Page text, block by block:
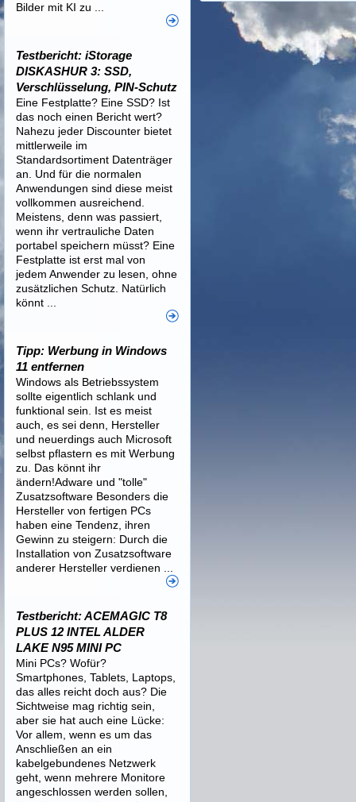
Bilder mit KI zu ...
Testbericht: iStorage
DISKASHUR 3: SSD,
Verschlüsselung, PIN-Schutz
Eine Festplatte? Eine SSD? Ist
das noch einen Bericht wert?
Nahezu jeder Discounter bietet
mittlerweile im
Standardsortiment Datenträger
an. Und für die normalen
Anwendungen sind diese meist
vollkommen ausreichend.
Meistens, denn was passiert,
wenn ihr vertrauliche Daten
portabel speichern müsst? Eine
Festplatte ist erst mal von
jedem Anwender zu lesen, ohne
zusätzlichen Schutz. Natürlich
könnt ...
Tipp: Werbung in Windows
11 entfernen
Windows als Betriebssystem
sollte eigentlich schlank und
funktional sein. Ist es meist
auch, es sei denn, Hersteller
und neuerdings auch Microsoft
selbst pflastern es mit Werbung
zu. Das könnt ihr
ändern!Adware und "tolle"
Zusatzsoftware Besonders die
Hersteller von fertigen PCs
haben eine Tendenz, ihren
Gewinn zu steigern: Durch die
Installation von Zusatzsoftware
anderer Hersteller verdienen ...
Testbericht: ACEMAGIC T8
PLUS 12 INTEL ALDER
LAKE N95 MINI PC
Mini PCs? Wofür?
Smartphones, Tablets, Laptops,
das alles reicht doch aus? Die
Sichtweise mag richtig sein,
aber sie hat auch eine Lücke:
Vor allem, wenn es um das
Anschließen an ein
kabelgebundenes Netzwerk
geht, wenn mehrere Monitore
angeschlossen werden sollen,